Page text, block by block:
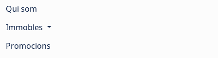
Qui som
Immobles
Promocions